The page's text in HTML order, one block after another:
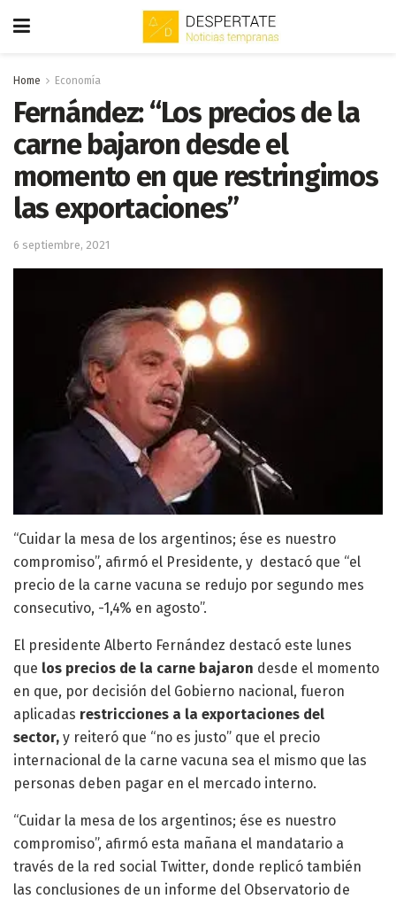
Home Economía
Fernández: “Los precios de la
carne bajaron desde el
momento en que restringimos
las exportaciones”
6 septiembre, 2021
“Cuidar la mesa de los argentinos; ése es nuestro
compromiso”, afirmó el Presidente, y destacó que “el
precio de la carne vacuna se redujo por segundo mes
consecutivo, -1,4% en agosto”.
El presidente Alberto Fernández destacó este lunes
que los precios de la carne bajaron desde el momento
en que, por decisión del Gobierno nacional, fueron
aplicadas restricciones a la exportaciones del
sector, y reiteró que “no es justo” que el precio
internacional de la carne vacuna sea el mismo que las
personas deben pagar en el mercado interno.
“Cuidar la mesa de los argentinos; ése es nuestro
compromiso”, afirmó esta mañana el mandatario a
través de la red social Twitter, donde replicó también
las conclusiones de un informe del Observatorio de